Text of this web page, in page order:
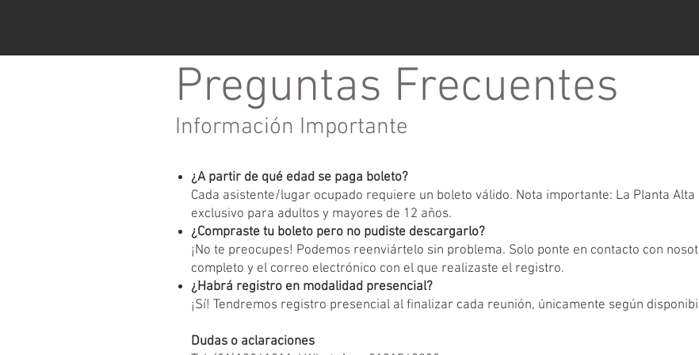
Preguntas Frecuentes
Información Importante
¿A partir de qué edad se paga boleto?
Cada asistente/lugar ocupado requiere un boleto válido. Nota importante: La Planta Alta
exclusivo para adultos y mayores de 12 años.
¿Compraste tu boleto pero no pudiste descargarlo?
¡No te preocupes! Podemos reenviártelo sin problema. Solo ponte en contacto con
completo y el correo electrónico con el que realizaste el registro.
¿Habrá registro en modalidad presencial?
¡Sí! Tendremos registro presencial al finalizar cada reunión, únicamente según
Dudas o aclaraciones